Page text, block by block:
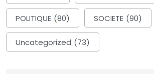
POLITIQUE (80) SOCIETE (90)
Uncategorized (73)